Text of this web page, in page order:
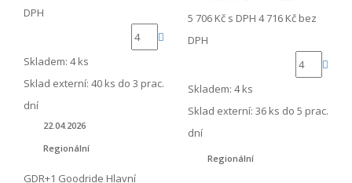
DPH
Skladem: 4 ks
Sklad externí: 40 ks do 3 prac.
dní
22.04.2026
Regionální
GDR+1 Goodride Hlavní
5 706 Kč s DPH 4 716 Kč bez
DPH
Skladem: 4 ks
Sklad externí: 36 ks do 5 prac.
dní
Regionální